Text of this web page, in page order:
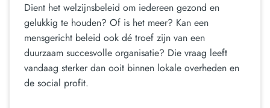
Dient het welzijnsbeleid om iedereen gezond en
gelukkig te houden? Of is het meer? Kan een
mensgericht beleid ook dé troef zijn van een
duurzaam succesvolle organisatie? Die vraag leeft
vandaag sterker dan ooit binnen lokale overheden en
de social profit.